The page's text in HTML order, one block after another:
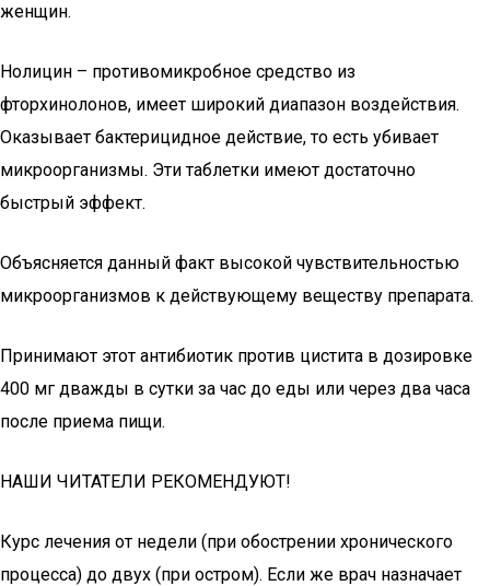
женщин.
Нолицин – противомикробное средство из
фторхинолонов, имеет широкий диапазон воздействия.
Оказывает бактерицидное действие, то есть убивает
микроорганизмы. Эти таблетки имеют достаточно
быстрый эффект.
Объясняется данный факт высокой чувствительностью
микроорганизмов к действующему веществу препарата.
Принимают этот антибиотик против цистита в дозировке
400 мг дважды в сутки за час до еды или через два часа
после приема пищи.
НАШИ ЧИТАТЕЛИ РЕКОМЕНДУЮТ!
Курс лечения от недели (при обострении хронического
процесса) до двух (при остром). Если же врач назначает